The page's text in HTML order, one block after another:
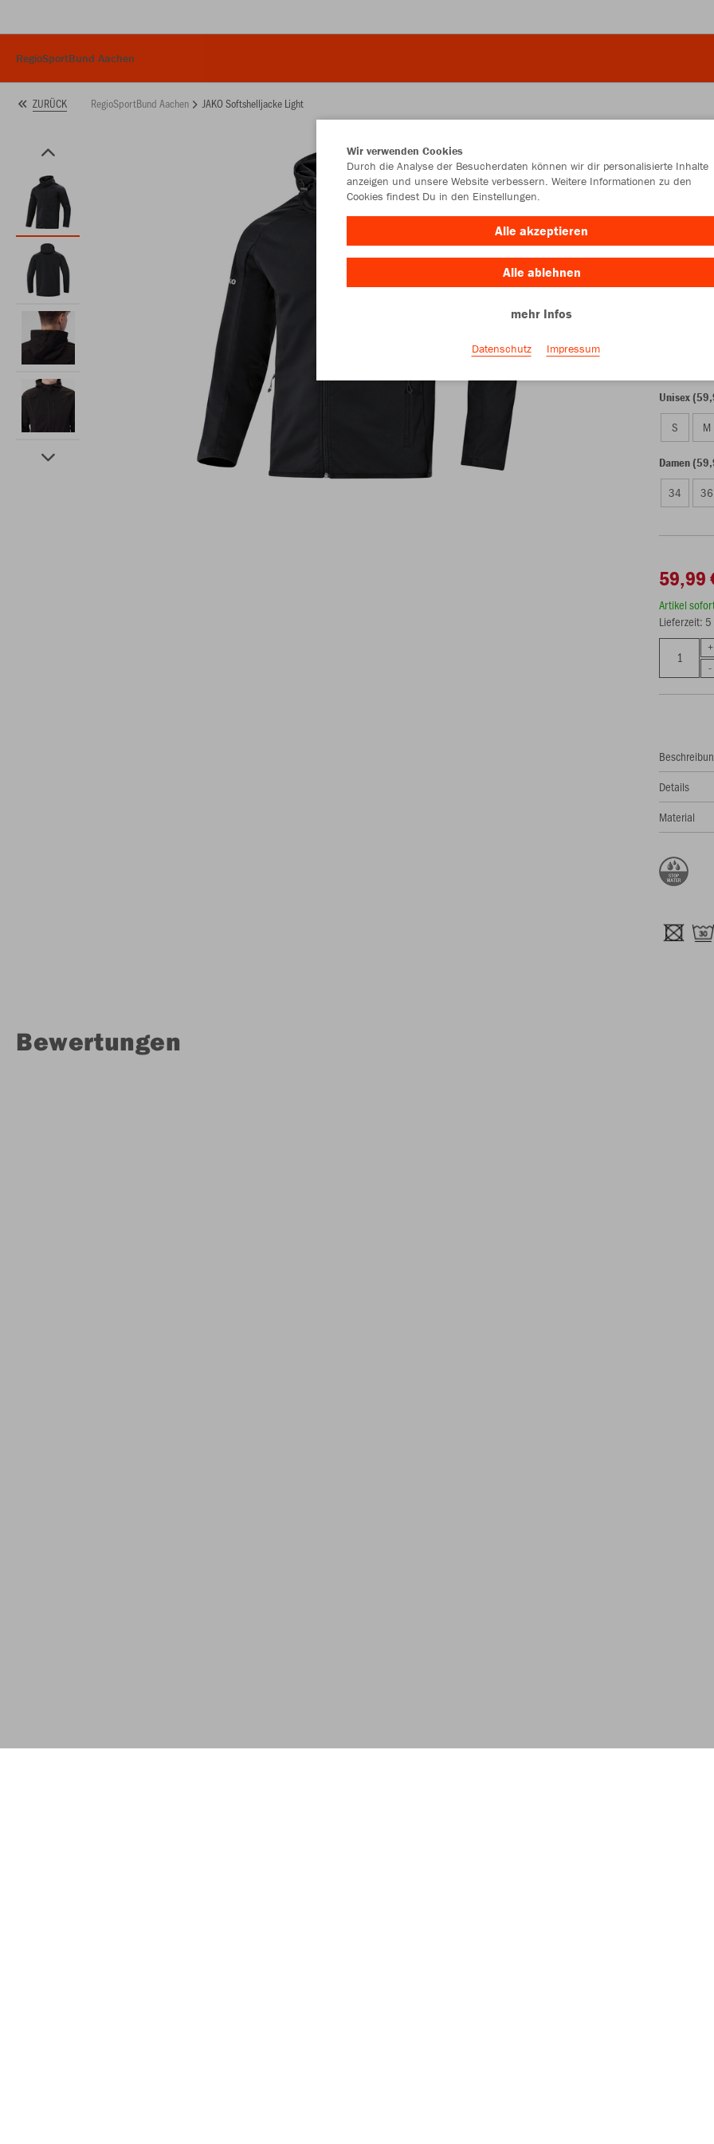
RegioSportBund Aachen
ZURÜCK RegioSportBund Aachen JAKO Softshelljacke Light
Unisex
S M
Damen
34 36
59,99
Artikel
Lieferzeit: 5
Details
Material
Bewertungen
Wir verwenden Cookies
Durch die Analyse der Besucherdaten können wir dir personalisierte Inhalte
anzeigen und unsere Website verbessern. Weitere Informationen zu den
Cookies findest Du in den Einstellungen.
Alle akzeptieren
Alle ablehnen
mehr Infos
Datenschutz Impressum